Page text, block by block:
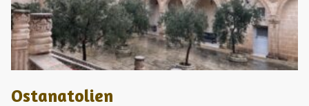
Ostanatolien